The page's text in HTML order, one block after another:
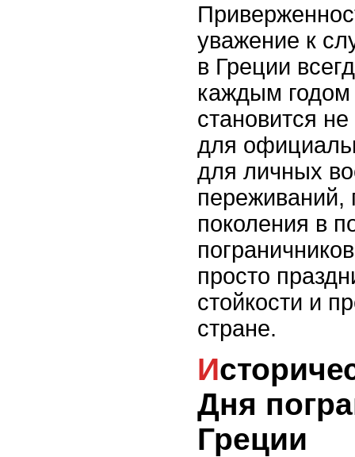
уважение к
в Греции
каждым годом
становится
для
для личных
переживаний,
поколения в
просто
стойкости и
стране.
Исторические корни
Дня
Греции